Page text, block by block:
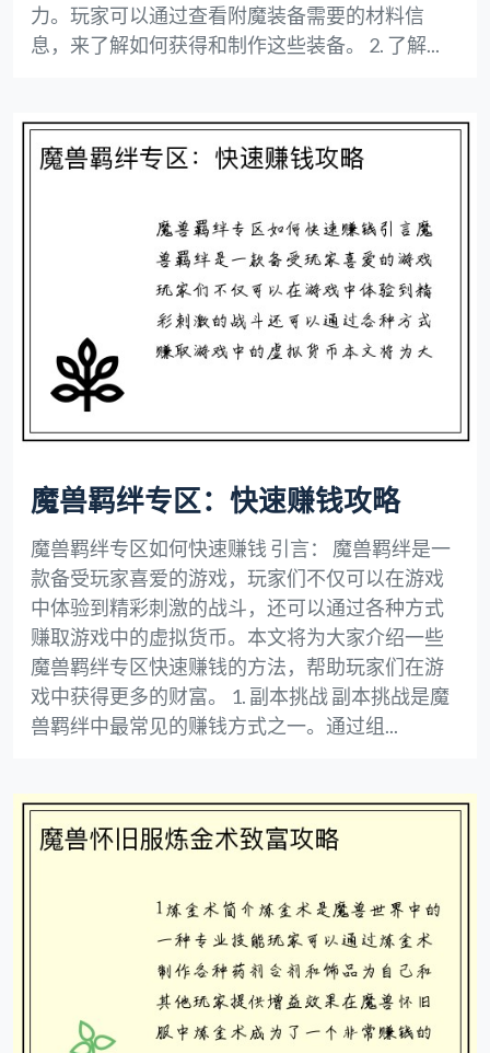
力。玩家可以通过查看附魔装备需要的材料信
息，来了解如何获得和制作这些装备。 2. 了解...
魔兽羁绊专区：快速赚钱攻略
魔兽羁绊专区如何快速赚钱 引言： 魔兽羁绊是一
款备受玩家喜爱的游戏，玩家们不仅可以在游戏
中体验到精彩刺激的战斗，还可以通过各种方式
赚取游戏中的虚拟货币。本文将为大家介绍一些
魔兽羁绊专区快速赚钱的方法，帮助玩家们在游
戏中获得更多的财富。 1. 副本挑战 副本挑战是魔
兽羁绊中最常见的赚钱方式之一。通过组...